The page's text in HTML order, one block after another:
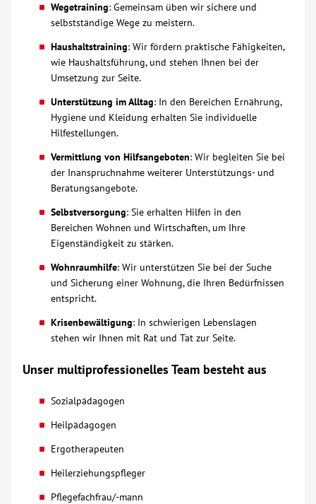
Mitmachen
Karriere
Ausbildung
Glossar
Suche
Kontakt
AWO BB Süd
Wegetraining: Gemeinsam üben wir sichere und
selbstständige Wege zu meistern.
Haushaltstraining: Wir fördern praktische Fähigkeiten,
wie Haushaltsführung, und stehen Ihnen bei der
Umsetzung zur Seite.
Unterstützung im Alltag: In den Bereichen Ernährung,
Hygiene und Kleidung erhalten Sie individuelle
Hilfestellungen.
Vermittlung von Hilfsangeboten: Wir begleiten Sie bei
der Inanspruchnahme weiterer Unterstützungs- und
Beratungsangebote.
Selbstversorgung: Sie erhalten Hilfen in den
Bereichen Wohnen und Wirtschaften, um Ihre
Eigenständigkeit zu stärken.
Wohnraumhilfe: Wir unterstützen Sie bei der Suche
und Sicherung einer Wohnung, die Ihren Bedürfnissen
entspricht.
Krisenbewältigung: In schwierigen Lebenslagen
stehen wir Ihnen mit Rat und Tat zur Seite.
Unser multiprofessionelles Team besteht aus
Sozialpädagogen
Heilpädagogen
Ergotherapeuten
Heilerziehungspfleger
Pflegefachfrau/-mann